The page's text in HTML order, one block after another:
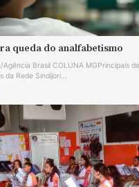
queda do analfabetismo
Agência Brasil COLUNA MGPrincipais
da Rede Sindijori...